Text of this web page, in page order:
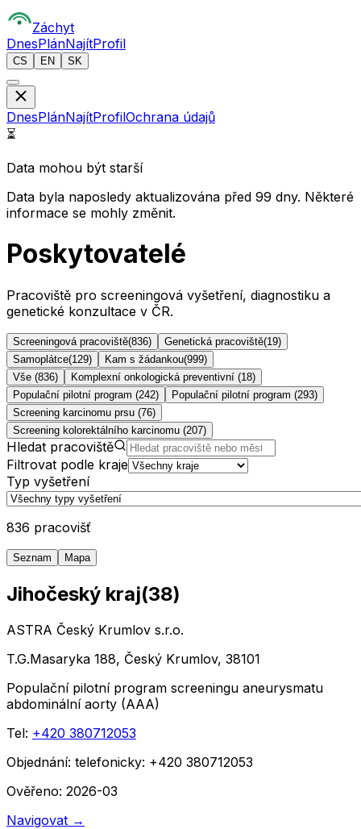
Záchyt
DnesPlánNajítProfil
CS EN SK
DnesPlánNajítProfilOchrana údajů
⏳
Data mohou být starší
Data byla naposledy aktualizována před 99 dny. Některé
informace se mohly změnit.
Poskytovatelé
Pracoviště pro screeningová vyšetření, diagnostiku a
genetické konzultace v ČR.
Screeningová pracoviště(836) Genetická pracoviště(19)
Samoplátce(129) Kam s žádankou(999)
Vše (836)
Komplexní onkologická preventivní (18)
Populační pilotní program (242) Populační pilotní program (293)
Screening karcinomu prsu (76)
Screening kolorektálního karcinomu (207)
Hledat pracoviště
Filtrovat podle kraje
Typ vyšetření
836 pracovišť
Seznam Mapa
Jihočeský kraj(38)
ASTRA Český Krumlov s.r.o.
T.G.Masaryka 188, Český Krumlov, 38101
Populační pilotní program screeningu aneurysmatu
abdominální aorty (AAA)
Tel: +420 380712053
Objednání: telefonicky: +420 380712053
Ověřeno: 2026-03
Navigovat →